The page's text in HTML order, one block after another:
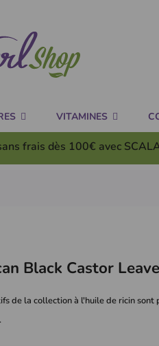
VITAMINES
frais dès 100€ avec
Black Castor
de la collection à l'huile de ricin sont